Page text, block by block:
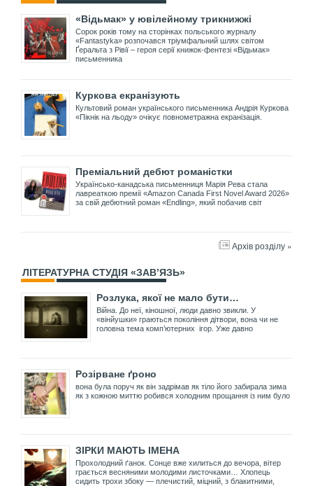
«Відьмак» у ювілейному трикнижжі
Сорок років тому на сторінках польського журналу
«Fantastyka» розпочався тріумфальний шлях світом
Ґеральта з Рівії – героя серії книжок-фентезі «Відьмак»
письменника
Куркова екранізують
Культовий роман українського письменника Андрія Куркова
«Пікнік на льоду» очікує повнометражна екранізація.
Преміальний дебют романістки
Українсько-канадська письменниця Марія Рева стала
лавреаткою премії «Amazon Canada First Novel Award 2026»
за свій дебютний роман «Endling», який побачив світ
Архів розділу »
ЛІТЕРАТУРНА СТУДІЯ «ЗАВ’ЯЗЬ»
Розлука, якої не мало бути…
Війна. До неї, кіношної, люди давно звикли. У
«вінйушки» граються покоління дітвори, вона чи не
головна тема комп’ютерних ігор. Уже давно
Розірване ґроно
вона була поруч як він задрімав як тіло його забирала зима
як з кожною миттю робився холодним прощання із ним було
ЗІРКИ МАЮТЬ ІМЕНА
Прохолодний ґанок. Сонце вже хилиться до вечора, вітер
грається весняними молодими листочками… Хлопець
сидить трохи збоку — плечистий, міцний, з блакитними,